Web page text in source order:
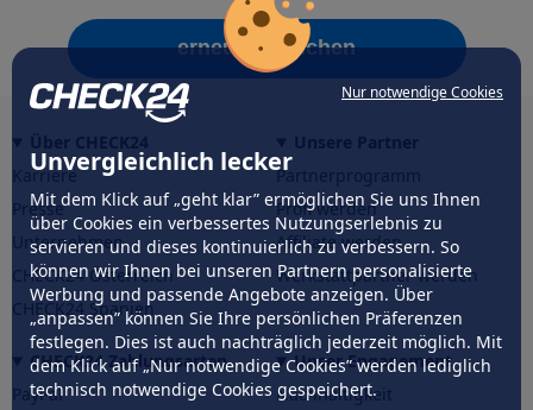
Nur notwendige Cookies
Unvergleichlich lecker
Mit dem Klick auf „geht klar” ermöglichen Sie uns Ihnen
über Cookies ein verbessertes Nutzungserlebnis zu
servieren und dieses kontinuierlich zu verbessern. So
können wir Ihnen bei unseren Partnern personalisierte
Werbung und passende Angebote anzeigen. Über
„anpassen” können Sie Ihre persönlichen Präferenzen
festlegen. Dies ist auch nachträglich jederzeit möglich. Mit
dem Klick auf „Nur notwendige Cookies” werden lediglich
technisch notwendige Cookies gespeichert.
erneut versuchen
Karriere
Presse
Unternehmen
CHECK24 Österreich
CHECK24 Spanien
Partnerprogramm
Profi werden
Affiliate werden
Werkstattpartner werden
CHECK24 Zahlungsarten
PayPal
Unser Engagement
Nachhaltigkeit